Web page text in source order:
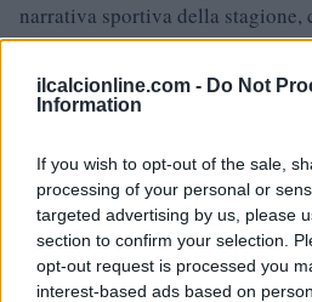
ilcalcionline.com - Do Not
Information
If you wish to opt-out of the sale,
processing of your personal or
targeted advertising by us, please
section to confirm your selection.
opt-out request is processed you
interest-based ads based on
narrativa sportiva della stagione,
celebrare o a progettare la
Francesca
Francesca Lombardi,
tecnici dal primo box
da allora firma
redazione sostiene un